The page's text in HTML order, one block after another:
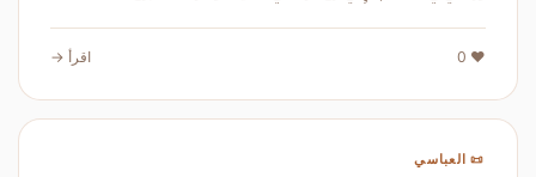
❤️ 0 اقرأ →
📜 العباسي